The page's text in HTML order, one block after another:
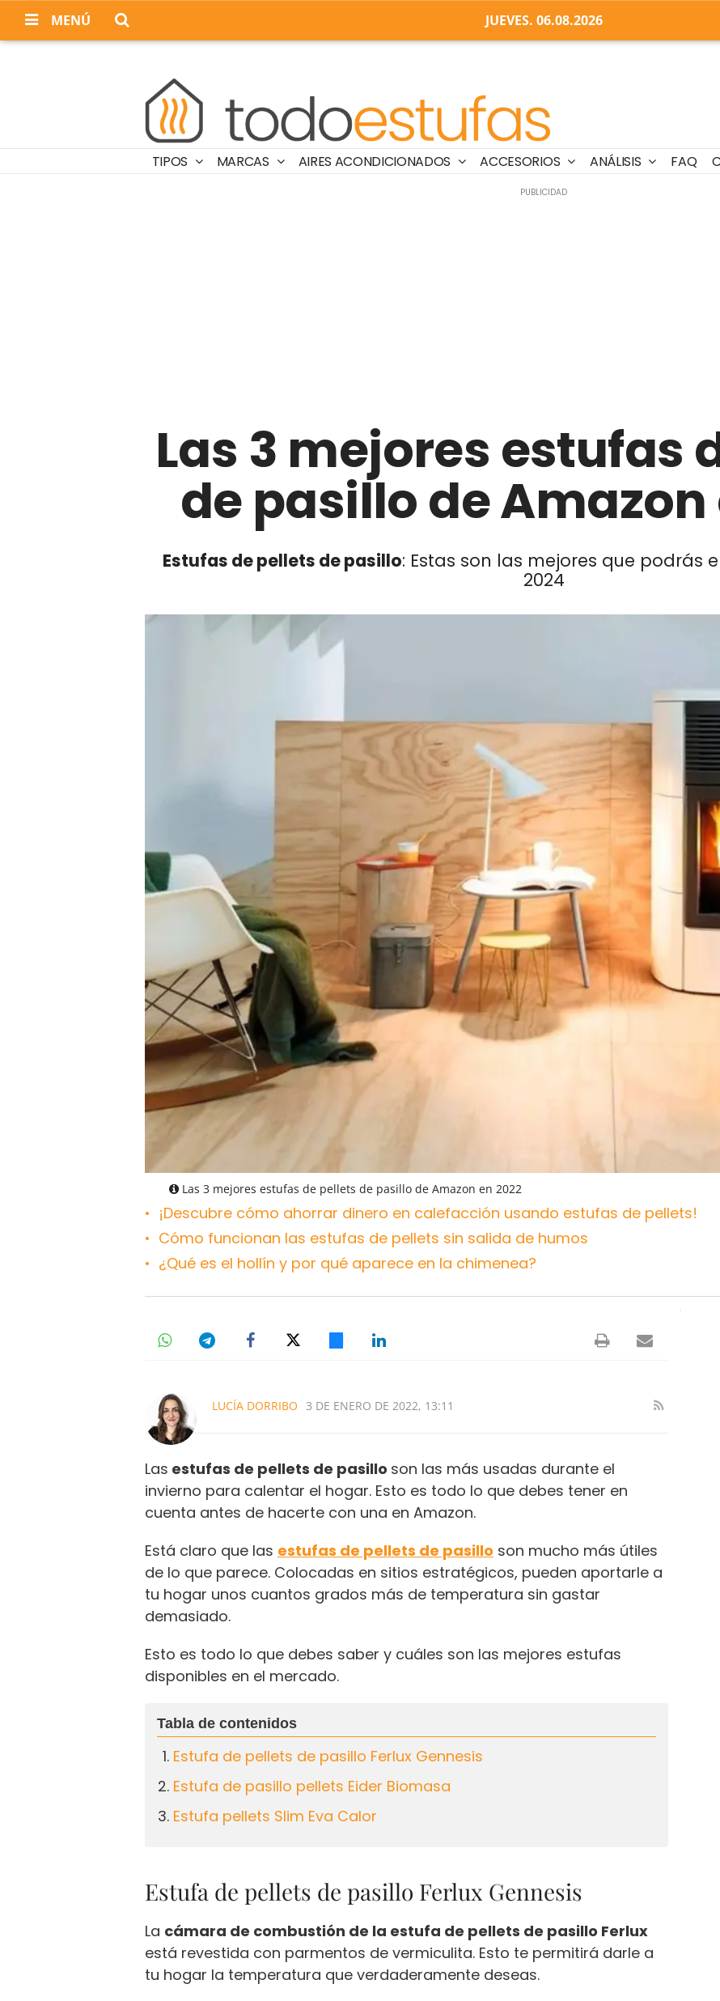
MENÚ JUEVES. 06.08.2026
TIPOS MARCAS AIRES ACONDICIONADOS ACCESORIOS ANÁLISIS FAQ
Las 3 mejores estufas
de pasillo de Amazon
Estufas de pellets de pasillo: Estas son las mejores que podrás
2024
Las 3 mejores estufas de pellets de pasillo de Amazon en 2022
¡Descubre cómo ahorrar dinero en calefacción usando estufas de pellets!
Cómo funcionan las estufas de pellets sin salida de humos
¿Qué es el hollín y por qué aparece en la chimenea?
LUCÍA DORRIBO 3 DE ENERO DE 2022, 13:11
Las estufas de pellets de pasillo son las más usadas durante el
invierno para calentar el hogar. Esto es todo lo que debes tener en
cuenta antes de hacerte con una en Amazon.
Está claro que las estufas de pellets de pasillo son mucho más útiles
de lo que parece. Colocadas en sitios estratégicos, pueden aportarle a
tu hogar unos cuantos grados más de temperatura sin gastar
demasiado.
Esto es todo lo que debes saber y cuáles son las mejores estufas
disponibles en el mercado.
Estufa de pellets de pasillo Ferlux Gennesis
Estufa de pasillo pellets Eider Biomasa
Estufa pellets Slim Eva Calor
Estufa de pellets de pasillo Ferlux Gennesis
La cámara de combustión de la estufa de pellets de pasillo Ferlux
está revestida con parmentos de vermiculita. Esto te permitirá darle a
tu hogar la temperatura que verdaderamente deseas.